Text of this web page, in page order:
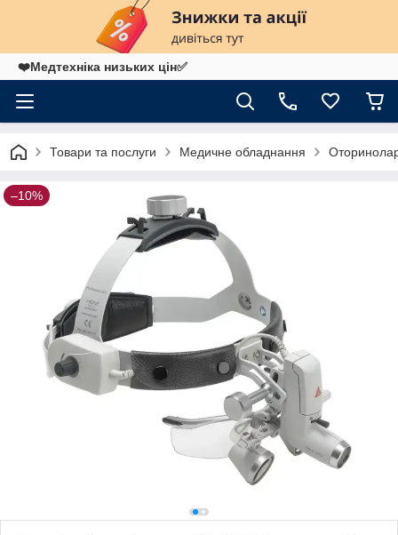
❤️Медтехніка низьких цін✅
Товари та послуги Медичне обладнання
–10%